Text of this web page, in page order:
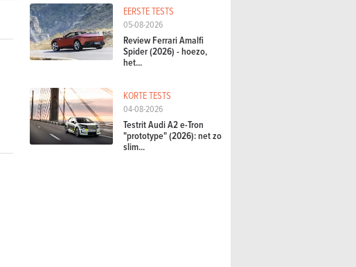
EERSTE TESTS
05-08-2026
Review Ferrari Amalfi
Spider (2026) - hoezo,
het...
KORTE TESTS
04-08-2026
Testrit Audi A2 e-Tron
"prototype" (2026): net zo
slim...